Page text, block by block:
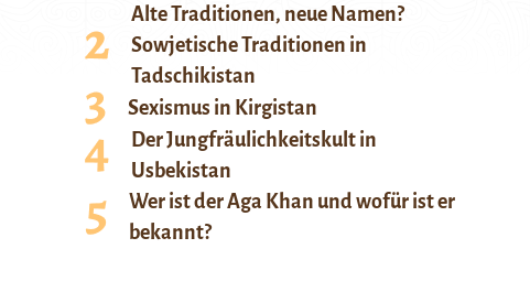
Alte Traditionen, neue Namen?
Sowjetische Traditionen in
Tadschikistan
Sexismus in Kirgistan
Der Jungfräulichkeitskult in
Usbekistan
Wer ist der Aga Khan und wofür ist er
bekannt?